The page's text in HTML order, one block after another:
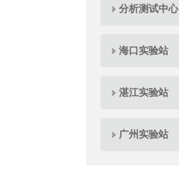
分析测试中心
海口实验站
湛江实验站
广州实验站